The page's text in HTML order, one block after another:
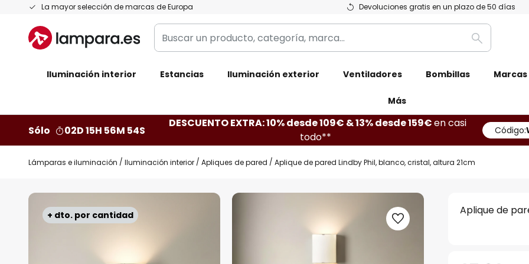
La mayor selección de marcas de Europa Devoluciones gratis en un plazo de 50 días
Ir
contenido
Buscar
un
categoría,
Buscar
Iluminación interior Estancias Iluminación exterior Ventiladores Bombillas Marcas
Más
Sólo 02D 15H 56M 53S
DESCUENTO EXTRA: 10% desde 109€ & 13% desde 159€en casi
todo**
Código:
Lámparas e iluminación Iluminación interior Apliques de pared Aplique de pared Lindby Phil, blanco, cristal, altura 21cm
+ dto. por cantidad
Saltar
Aplique de